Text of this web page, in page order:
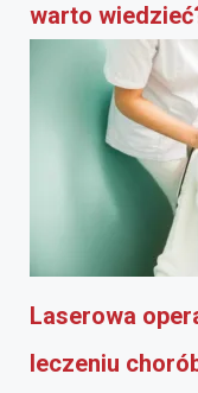
warto
Laserowa
leczeniu